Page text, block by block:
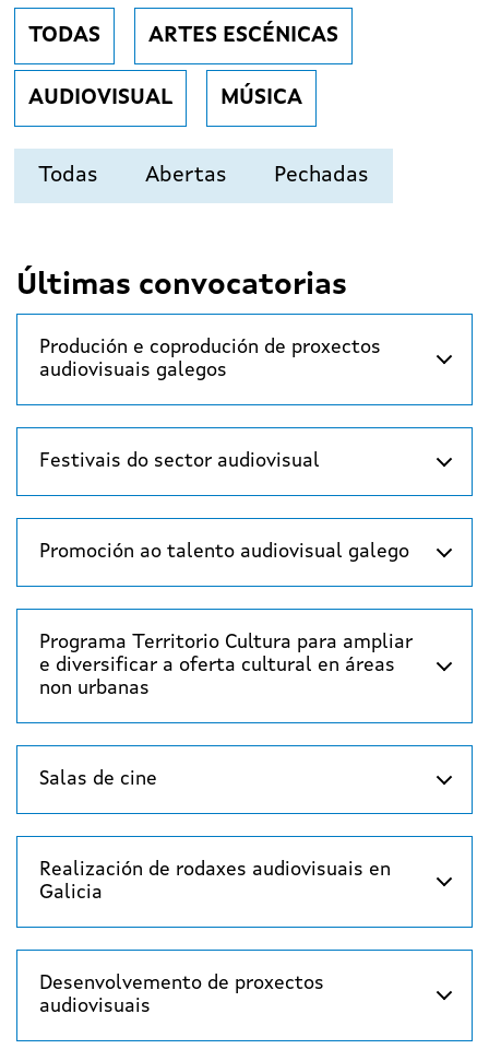
TODAS ARTES ESCÉNICAS
AUDIOVISUAL MÚSICA
Todas Abertas Pechadas
Últimas convocatorias
Produción e coprodución de proxectos
audiovisuais galegos
Festivais do sector audiovisual
Promoción ao talento audiovisual galego
Programa Territorio Cultura para ampliar
e diversificar a oferta cultural en áreas
non urbanas
Salas de cine
Realización de rodaxes audiovisuais en
Galicia
Desenvolvemento de proxectos
audiovisuais